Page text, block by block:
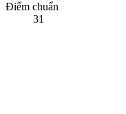
Điểm chuẩn
31